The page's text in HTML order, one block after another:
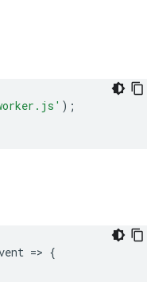
);
=> {